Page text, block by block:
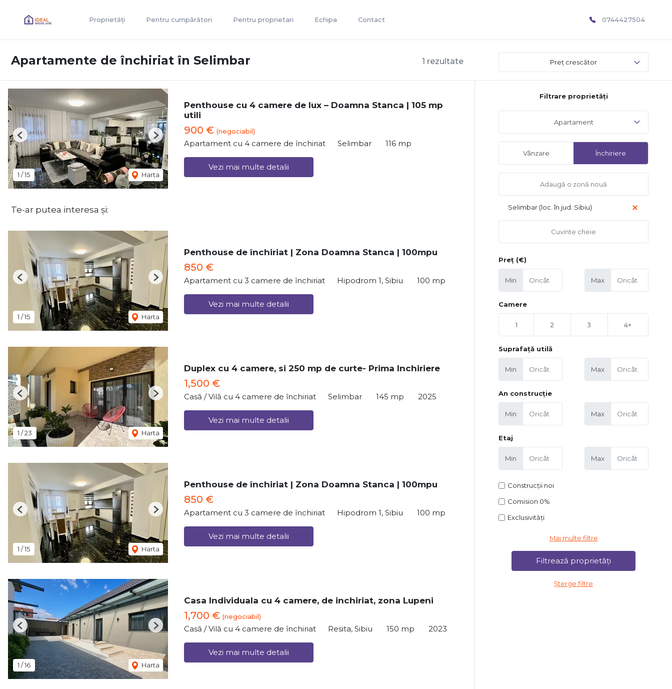
Proprietăți Pentru cumpărători Pentru proprietari Echipa Contact 0744427504
1 rezultate
Apartamente de închiriat în Selimbar Preț crescător
1 /15 Harta
Previous Next
Penthouse cu 4 camere de lux – Doamna Stanca | 105 mp
utili
900 € (negociabil)
Apartament cu 4 camere de închiriat Selimbar 116 mp
Vezi mai multe detalii
Te-ar putea interesa și:
1 /15 Harta
Previous Next
Penthouse de închiriat | Zona Doamna Stanca | 100mpu
850 €
Apartament cu 3 camere de închiriat Hipodrom 1, Sibiu 100 mp
Vezi mai multe detalii
1 /23 Harta
Previous Next
Duplex cu 4 camere, si 250 mp de curte- Prima Inchiriere
1,500 €
Casă / Vilă cu 4 camere de închiriat Selimbar 145 mp 2025
Vezi mai multe detalii
1 /15 Harta
Previous Next
Penthouse de închiriat | Zona Doamna Stanca | 100mpu
850 €
Apartament cu 3 camere de închiriat Hipodrom 1, Sibiu 100 mp
Vezi mai multe detalii
1 /16 Harta
Previous Next
Casa Individuala cu 4 camere, de inchiriat, zona Lupeni
1,700 € (negociabil)
Casă / Vilă cu 4 camere de închiriat Resita, Sibiu 150 mp 2023
Vezi mai multe detalii
Filtrare proprietăți
Apartament
Vânzare Închiriere
Selimbar (loc. în jud. Sibiu)
Preț (€)
Min Max
Camere
1 2 3 4+
Suprafață utilă
Min Max
An construcție
Min Max
Etaj
Min Max
Construcții noi
Comision 0%
Exclusivități
Mai multe filtre
Șterge filtre